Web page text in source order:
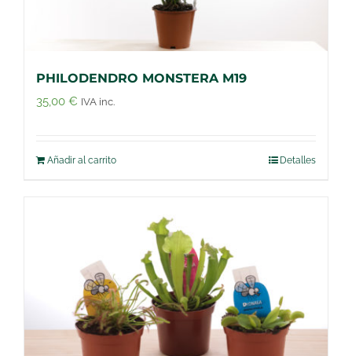
PHILODENDRO MONSTERA M19
35,00 € IVA inc.
Añadir al carrito Detalles